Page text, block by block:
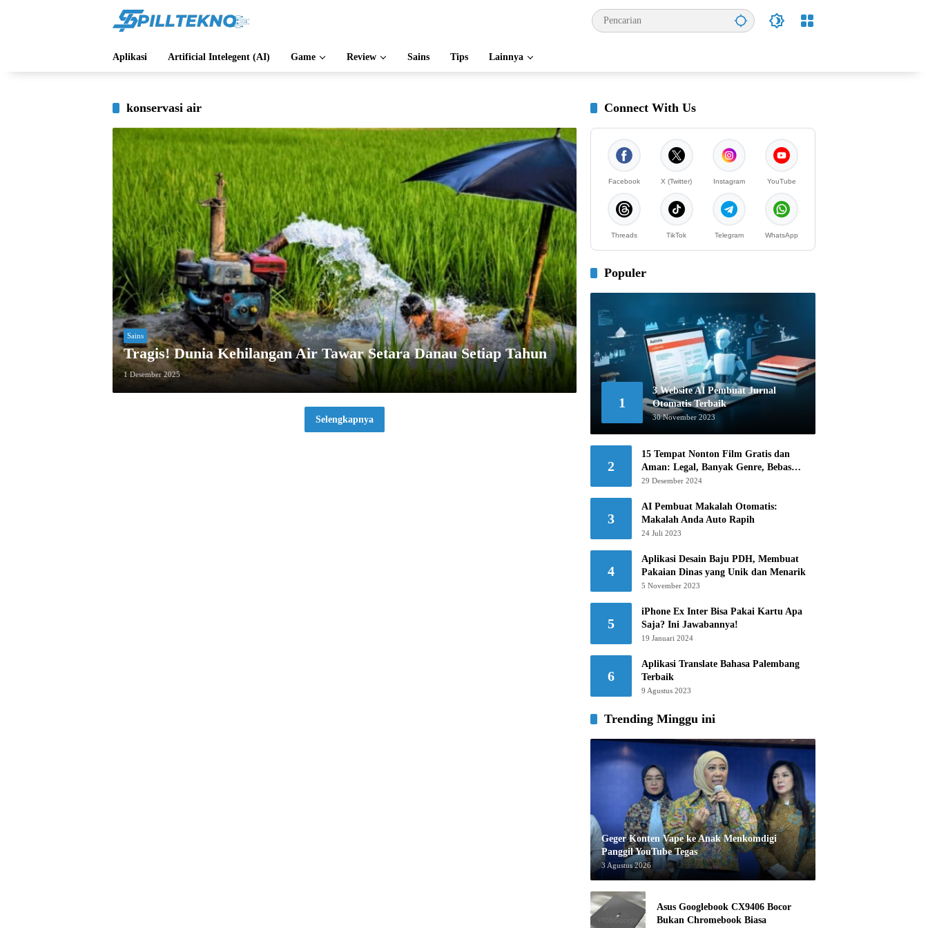
Aplikasi Artificial Intelegent (AI) Game Review Sains Tips Lainnya
konservasi air
Sains
Tragis! Dunia Kehilangan Air Tawar Setara Danau Setiap Tahun
1 Desember 2025
Selengkapnya
Connect With Us
Facebook X (Twitter) Instagram YouTube
Threads TikTok Telegram WhatsApp
Populer
1
3 Website AI Pembuat Jurnal
Otomatis Terbaik
30 November 2023
2
15 Tempat Nonton Film Gratis dan
Aman: Legal, Banyak Genre, Bebas
Khawatir!
29 Desember 2024
3
AI Pembuat Makalah Otomatis:
Makalah Anda Auto Rapih
24 Juli 2023
4
Aplikasi Desain Baju PDH, Membuat
Pakaian Dinas yang Unik dan Menarik
5 November 2023
5
iPhone Ex Inter Bisa Pakai Kartu Apa
Saja? Ini Jawabannya!
19 Januari 2024
6
Aplikasi Translate Bahasa Palembang
Terbaik
9 Agustus 2023
Trending Minggu ini
Geger Konten Vape ke Anak Menkomdigi
Panggil YouTube Tegas
3 Agustus 2026
Asus Googlebook CX9406 Bocor
Bukan Chromebook Biasa